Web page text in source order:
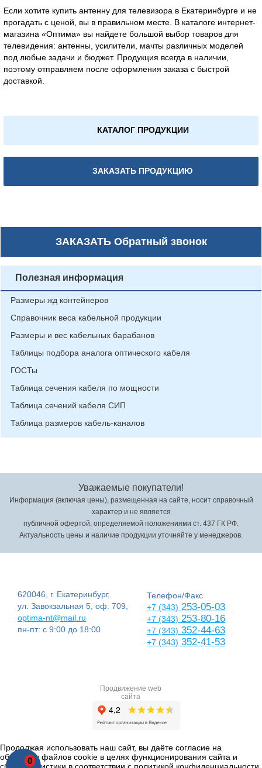
Если хотите купить антенну для телевизора в Екатеринбурге и не
прогадать с ценой, вы в правильном месте. В каталоге интернет-
магазина «Оптима» вы найдете большой выбор товаров для
телевидения: антенны, усилители, мачты различных моделей
под любые задачи и бюджет. Продукция всегда в наличии,
поэтому отправляем после оформления заказа с быстрой
доставкой.
КАТАЛОГ ПРОДУКЦИИ
ЗАКАЗАТЬ ПРОДУКЦИЮ
ЗАКАЗАТЬОбратный звонок
0
Полезная информация
Размеры жд контейнеров
Справочник веса кабельной продукции
Размеры и вес кабельных барабанов
Таблицы подбора аналога оптического кабеля
ГОСТы
Таблица сечения кабеля по мощности
Таблица сечений кабеля СИП
Таблица размеров кабель-каналов
Уважаемые покупатели!
Информация (включая цены), размещенная на сайте, носит справочный
характер и не является
публичной офертой, определяемой положениями ст. 437 ГК РФ.
Актуальность цены и наличие продукции уточняйте у менеджеров.
620046, г. Екатеринбург,
ул. Завокзальная 5, оф. 709,
optima-nt@mail.ru
пн-пт: с 9:00 до 18:00
Телефон/Факс
+7 (343) 253-05-03
+7 (343) 253-80-16
+7 (343) 352-44-63
+7 (343) 352-41-53
Продвижение web
сайта
Продолжая использовать наш сайт, вы даёте согласие на
обработку файлов cookie в целях функционирования сайта и
сбора статистики в соответствии с политикой конфиденциальности